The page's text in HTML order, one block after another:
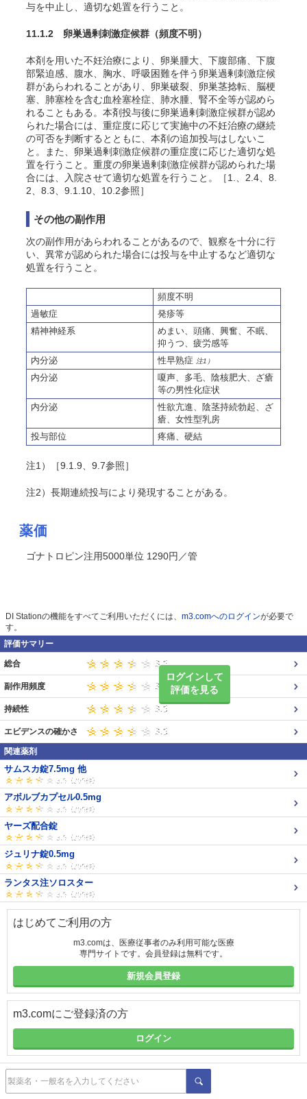
与を中止し、適切な処置を行うこと。
11.1.2 卵巣過剰刺激症候群 （頻度不明）
本剤を用いた不妊治療により、卵巣腫大、下腹部痛、下腹
部緊迫感、腹水、胸水、呼吸困難を伴う卵巣過剰刺激症候
群があらわれることがあり、卵巣破裂、卵巣茎捻転、脳梗
塞、肺塞栓を含む血栓塞栓症、肺水腫、腎不全等が認めら
れることもある。本剤投与後に卵巣過剰刺激症候群が認め
られた場合には、重症度に応じて実施中の不妊治療の継続
の可否を判断するとともに、本剤の追加投与はしないこ
と。また、卵巣過剰刺激症候群の重症度に応じた適切な処
置を行うこと。重度の卵巣過剰刺激症候群が認められた場
合には、入院させて適切な処置を行うこと。
［1.、2.4、8.
2、8.3、9.1.10、10.2参照］
その他の副作用
次の副作用があらわれることがあるので、観察を十分に行
い、異常が認められた場合には投与を中止するなど適切な
処置を行うこと。
頻度不明
過敏症
発疹等
精神神経系
めまい、頭痛、興奮、不眠、
抑うつ、疲労感等
内分泌
性早熟症 注1）
内分泌
嗄声、多毛、陰核肥大、ざ瘡
等の男性化症状
内分泌
性欲亢進、陰茎持続勃起、ざ
瘡、女性型乳房
投与部位
疼痛、硬結
注1）［9.1.9、9.7参照］
注2）長期連続投与により発現することがある。
薬価
ゴナトロピン注用5000単位 1290円／管
DI Stationの機能をすべてご利用いただくには、 m3.comへのログインが必要で
す。
評価サマリー
ログインして
評価を見る
総合
副作用頻度
持続性
エビデンスの確かさ
関連薬剤
サムスカ錠7.5mg 他
アボルブカプセル0.5mg
ヤーズ配合錠
ジュリナ錠0.5mg
ランタス注ソロスター
はじめてご利用の方
m3.comは、医療従事者のみ利用可能な医療
専門サイトです。会員登録は無料です。
新規会員登録
m3.comにご登録済の方
ログイン